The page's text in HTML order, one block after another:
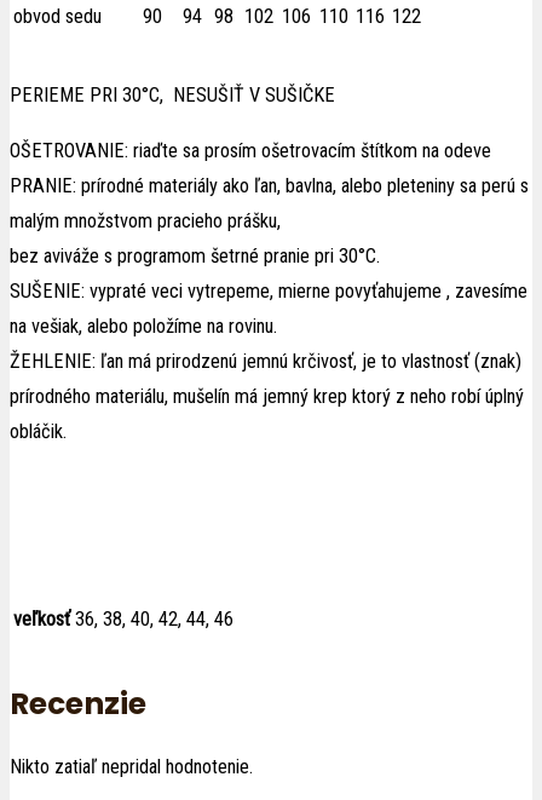
obvod sedu 90 94 98 102 106 110 116 122
PERIEME PRI 30°C, NESUŠIŤ V SUŠIČKE
OŠETROVANIE: riaďte sa prosím ošetrovacím štítkom na odeve
PRANIE: prírodné materiály ako ľan, bavlna, alebo pleteniny sa perú s
malým množstvom pracieho prášku,
bez aviváže s programom šetrné pranie pri 30°C.
SUŠENIE: vypraté veci vytrepeme, mierne povyťahujeme , zavesíme
na vešiak, alebo položíme na rovinu.
ŽEHLENIE: ľan má prirodzenú jemnú krčivosť, je to vlastnosť (znak)
prírodného materiálu, mušelín má jemný krep ktorý z neho robí úplný
obláčik.
veľkosť 36, 38, 40, 42, 44, 46
Recenzie
Nikto zatiaľ nepridal hodnotenie.